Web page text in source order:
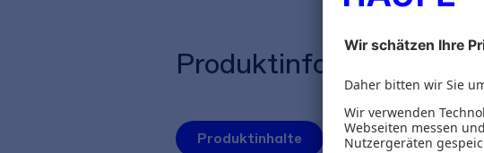
Produktinformationen
Produktinhalte Herausgeber